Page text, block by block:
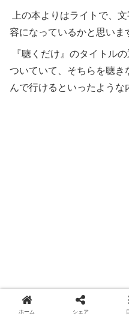
上の本よりはライトで、
容になっているかと思いま
『聴くだけ』のタイトル
ついていて、そちらを聴き
んで行けるといったような
ホーム シェア